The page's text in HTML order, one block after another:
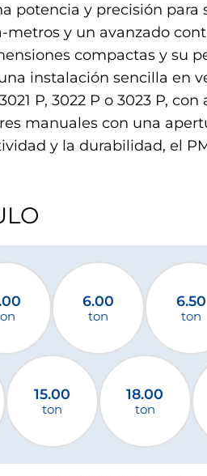
potencia y precisión
metros y un avanzado
compactas y su
instalación sencilla en
P, 3022 P o 3023 P,
manuales con una
y la durabilidad, el
6.00
ton
6.50
ton
15.00
ton
18.00
ton